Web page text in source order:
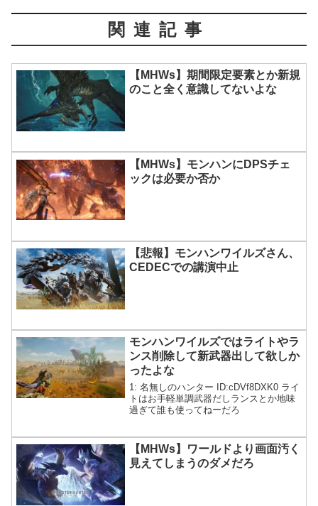
関連記事
【MHWs】期間限定要素とか新規
のこと全く意識してないよな
【MHWs】モンハンにDPSチェ
ックは必要か否か
【悲報】モンハンワイルズさん、
CEDECでの講演中止
モンハンワイルズではライトやラ
ンス削除して新武器出して欲しか
ったよな
1: 名無しのハンター ID:cDVf8DXK0 ライ
トはお手軽単調武器だしランスとか地味
過ぎて誰も使ってねーだろ
【MHWs】ワールドより画面汚く
見えてしまうのダメだろ